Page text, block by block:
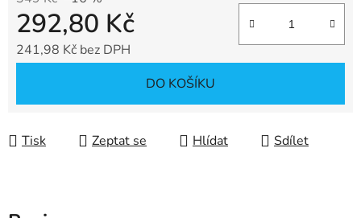
292,80 Kč
241,98 Kč bez DPH
DO KOŠÍKU
Tisk Zeptat se Hlídat Sdílet